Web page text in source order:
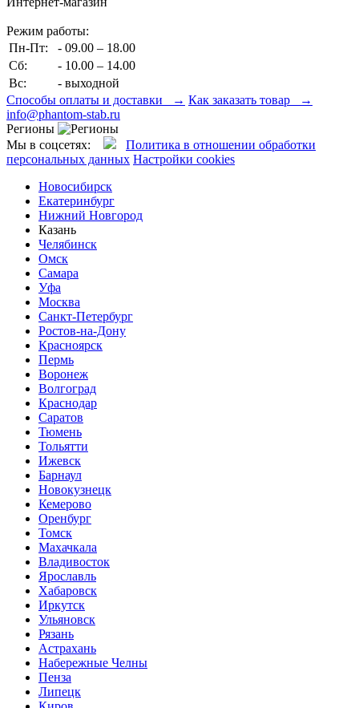
Режим работы:
Пн-Пт:
- 09.00 – 18.00
Сб:
- 10.00 – 14.00
Вс:
- выходной
Способы оплаты и доставки → Как заказать товар →
info@phantom-stab.ru
Регионы
Мы в соцсетях:
Политика в отношении обработки
персональных данных Настройки cookies
Новосибирск
Екатеринбург
Нижний Новгород
Казань
Челябинск
Омск
Самара
Уфа
Москва
Санкт-Петербург
Ростов-на-Дону
Красноярск
Пермь
Воронеж
Волгоград
Краснодар
Саратов
Тюмень
Тольятти
Ижевск
Барнаул
Новокузнецк
Кемерово
Оренбург
Томск
Махачкала
Владивосток
Ярославль
Хабаровск
Иркутск
Ульяновск
Рязань
Астрахань
Набережные Челны
Пенза
Липецк